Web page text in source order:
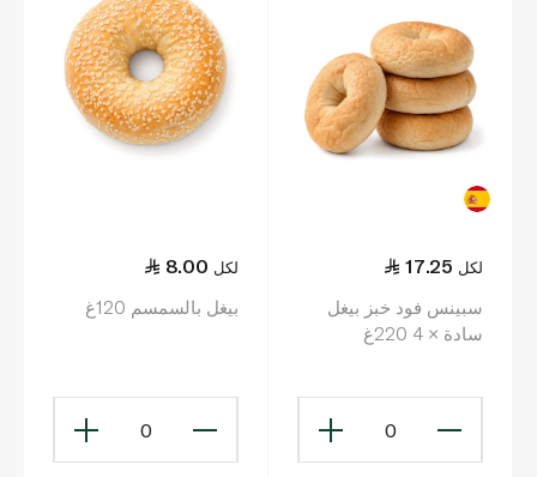
17.25 لكل
سبينس فود خبز بيغل
سادة × 4 220غ
0
8.00 لكل
بيغل بالسمسم 120غ
0